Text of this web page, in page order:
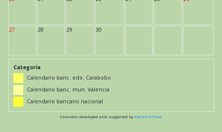
27 28 29 30
Categoría
Calendario banc. edo. Carabobo
Calendario banc. mun. Valencia
Calendario bancario nacional
Calendar developed and supported by Kieran O'Shea